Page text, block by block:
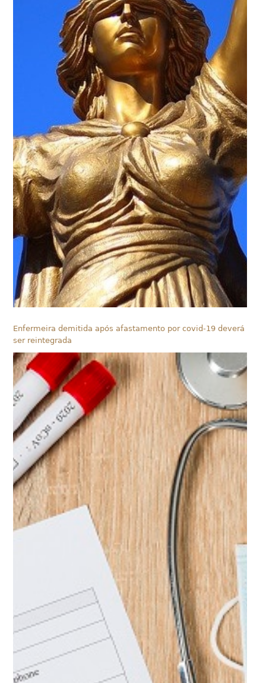
Enfermeira demitida após afastamento por covid-19 deverá
ser reintegrada